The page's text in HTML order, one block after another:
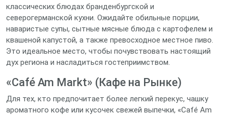
классических блюдах бранденбургской и
северогерманской кухни. Ожидайте обильные порции,
наваристые супы, сытные мясные блюда с картофелем и
квашеной капустой, а также превосходное местное пиво.
Это идеальное место, чтобы почувствовать настоящий
дух региона и насладиться гостеприимством.
«Café Am Markt» (Кафе на Рынке)
Для тех, кто предпочитает более легкий перекус, чашку
ароматного кофе или кусочек свежей выпечки, «Café Am